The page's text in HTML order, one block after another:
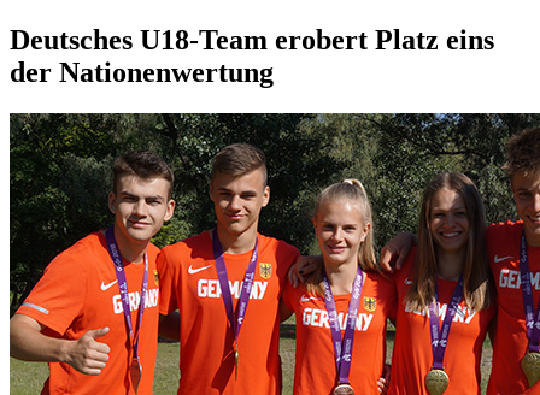
Deutsches U18-Team erobert Platz eins
der Nationenwertung